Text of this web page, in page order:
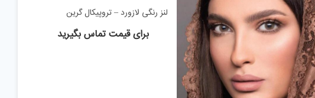
لنز رنگی لازورد – تروپیکال گرین
برای قیمت تماس بگیرید